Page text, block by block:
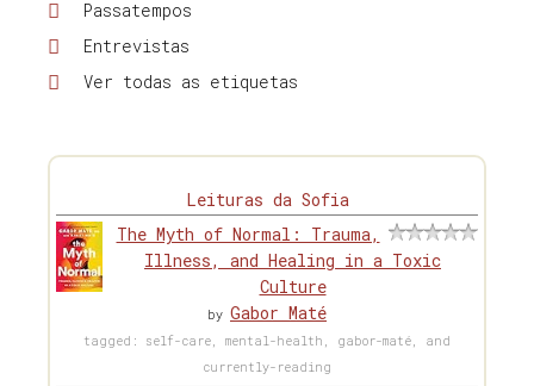
Passatempos
Entrevistas
Ver todas as etiquetas
Leituras da Sofia
The Myth of Normal: Trauma,
Illness, and Healing in a Toxic
Culture
by Gabor Maté
tagged: self-care, mental-health, gabor-maté, and
currently-reading